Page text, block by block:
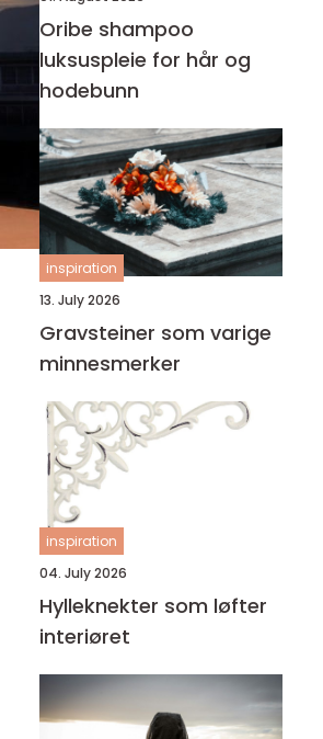
Oribe shampoo
luksuspleie for hår og
hodebunn
inspiration
13. July 2026
Gravsteiner som varige
minnesmerker
inspiration
04. July 2026
Hylleknekter som løfter
interiøret